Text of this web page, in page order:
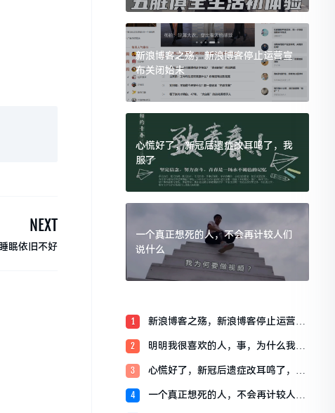
NEXT
眠依旧不好
新浪博客之殇，新浪博客停止运营宣
布关闭始末
心慌好了，新冠后遗症改耳鸣了，我
服了
一个真正想死的人，不会再计较人们
说什么
1
新浪博客之殇，新浪博客停止运营宣
2
明明我很喜欢的人，事，为什么我就
3
心慌好了，新冠后遗症改耳鸣了，我
4
一个真正想死的人，不会再计较人们